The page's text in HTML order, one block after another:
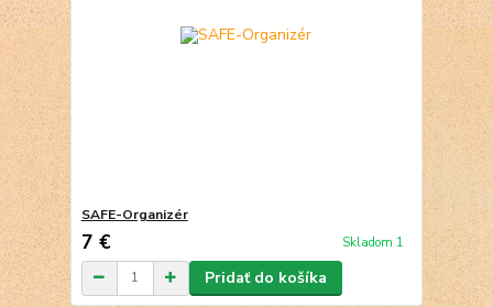
SAFE-Organizér
7 € Skladom 1
Pridať do košíka